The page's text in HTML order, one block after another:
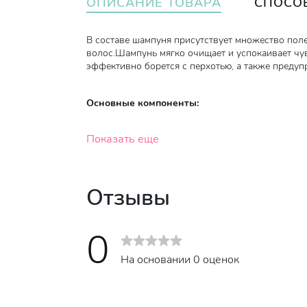
В составе шампуня присутствует множество
волос.Шампунь мягко очищает и успокаивает
эффективно борется с перхотью, а также
Основные компоненты:
активность сальных желез, абсорбирует,
Хитозан и Керамиды
своему химическому составу очень
клеток). В его составе 22 аминокислоты
Показать еще
Отзывы
0 На основании 0 оценок